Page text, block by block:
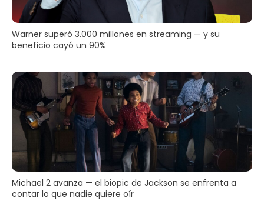
Warner superó 3.000 millones en streaming — y su
beneficio cayó un 90%
Michael 2 avanza — el biopic de Jackson se enfrenta a
contar lo que nadie quiere oír